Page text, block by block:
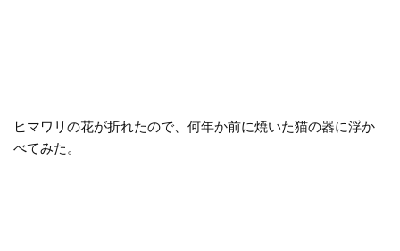
ヒマワリの花が折れたので、何年か前に焼いた猫の器に浮か
べてみた。